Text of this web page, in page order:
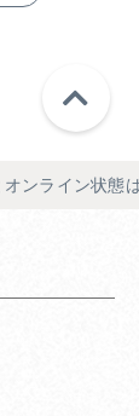
ンライン状態